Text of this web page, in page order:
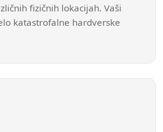
fizičnih lokacijah. Vaši
katastrofalne hardverske